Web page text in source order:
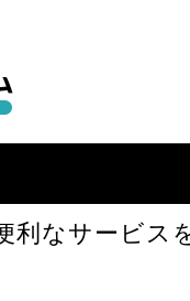
利なサービス